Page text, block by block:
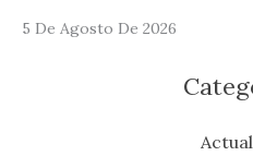
5 De Agosto De 2026